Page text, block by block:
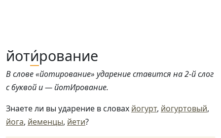
йоти́рование
В слове «йотирование» ударение ставится на 2-й слог
с буквой и — йотИрование.
Знаете ли вы ударение в словах йогурт, йогуртовый,
йога, йеменцы, йети?